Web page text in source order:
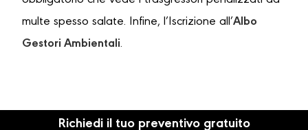
multe spesso salate. Infine, l’Iscrizione all’Albo
Gestori Ambientali.
Richiedi il tuo preventivo gratuito